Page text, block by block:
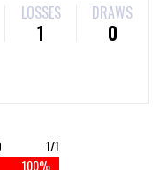
LOSSES
1
DRAWS
0
1/1
100%